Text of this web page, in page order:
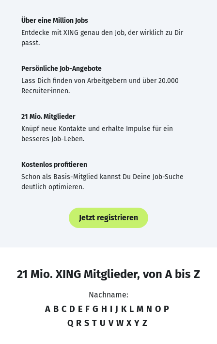
Über eine Million Jobs
Entdecke mit XING genau den Job, der wirklich zu Dir
passt.
Persönliche Job-Angebote
Lass Dich finden von Arbeitgebern und über 20.000
Recruiter·innen.
21 Mio. Mitglieder
Knüpf neue Kontakte und erhalte Impulse für ein
besseres Job-Leben.
Kostenlos profitieren
Schon als Basis-Mitglied kannst Du Deine Job-Suche
deutlich optimieren.
Jetzt registrieren
21 Mio. XING Mitglieder, von A bis Z
Nachname:
A B C D E F G H I J K L M N O P
Q R S T U V W X Y Z